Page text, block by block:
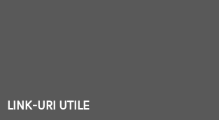
LINK-URI UTILE